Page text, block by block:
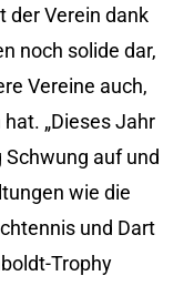
der Verein dank
noch solide dar,
Vereine auch,
„Dieses Jahr
auf und
wie die
und Dart
Trophy